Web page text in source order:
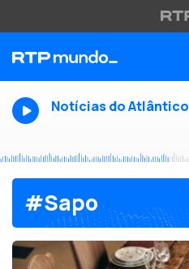
Notícias do Atlântico
#Sapo